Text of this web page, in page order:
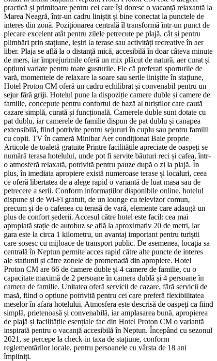
practică și primitoare pentru cei care își doresc o vacanță relaxantă la
Marea Neagră, într-un cadru liniștit și bine conectat la punctele de
interes din zonă. Poziționarea centrală îl transformă într-un punct de
plecare excelent atât pentru zilele petrecute pe plajă, cât și pentru
plimbări prin stațiune, ieșiri la terase sau activități recreative în aer
liber. Plaja se află la o distanță mică, accesibilă în doar câteva minute
de mers, iar împrejurimile oferă un mix plăcut de natură, aer curat și
opțiuni variate pentru toate gusturile. Fie că preferați sporturile de
vară, momentele de relaxare la soare sau serile liniștite în stațiune,
Hotel Proton CM oferă un cadru echilibrat și convenabil pentru un
sejur fără griji. Hotelul pune la dispoziție camere duble și camere de
familie, concepute pentru confortul de bază al turiștilor care caută
cazare simplă, curată și funcțională. Camerele duble sunt dotate cu
pat dublu, iar camerele de familie dispun de pat dublu și canapea
extensibilă, fiind potrivite pentru sejururi în cuplu sau pentru familii
cu copii. TV în cameră Minibar Aer condiționat Baie proprie
Articole de toaletă gratuite Printre facilitățile apreciate de oaspeți se
numără terasa hotelului, unde pot fi servite băuturi reci și cafea, într-
o atmosferă relaxată, potrivită pentru pauze după o zi la plajă. În
plus, în imediata apropiere există numeroase terase și localuri, ceea
ce oferă libertatea de a alege rapid o variantă de luat masa sau de
petrecere a serii. Conform informațiilor disponibile online, hotelul
dispune și de Wi-Fi gratuit, de un lounge cu televizor comun,
precum și de o cafenea cu terasă de vară, elemente care adaugă un
plus de confort șederii. Accesul către hotel este facil: cea mai
apropiată stație de autobuz se află la aproximativ 20 de metri, iar
gara este la circa 1 kilometru, un avantaj important pentru turiștii
care sosesc cu mijloace de transport public. De asemenea, locația sa
centrală în Neptun permite acces rapid către alte puncte de interes
ale stațiunii și către zonele de promenadă din apropiere. Hotel
Proton CM are 66 de camere duble și 4 camere de familie, cu o
capacitate maximă de 2 persoane în camera dublă și 4 persoane în
camera de familie. Unitatea oferă servicii de cazare, fără servicii de
masă, fiind o opțiune potrivită pentru cei care preferă flexibilitatea
meselor în afara hotelului. Atmosfera este descrisă de oaspeți ca fiind
simplă, prietenoasă și convenabilă, iar amplasarea bună, apropierea
de plajă și facilitățile esențiale fac din Hotel Proton CM o variantă
inspirată pentru o vacanță accesibilă în Neptun. Începând cu sezonul
2021, se percepe la check-in taxa de stațiune, conform
reglementărilor locale, pentru persoanele cu vârsta de 18 ani
împliniți.